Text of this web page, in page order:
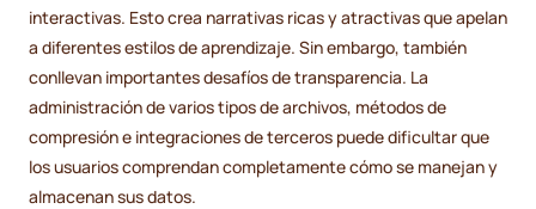
interactivas. Esto crea narrativas ricas y atractivas que apelan
a diferentes estilos de aprendizaje. Sin embargo, también
conllevan importantes desafíos de transparencia. La
administración de varios tipos de archivos, métodos de
compresión e integraciones de terceros puede dificultar que
los usuarios comprendan completamente cómo se manejan y
almacenan sus datos.